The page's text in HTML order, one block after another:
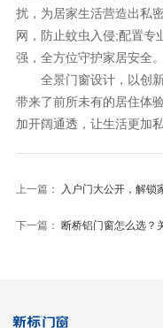
扰，为居家生活营造出私
网，防止蚊虫入侵;配置专
强，全方位守护家居安全。
全景门窗设计，以创新
带来了前所未有的居住体
加开阔通透，让生活更加私
上一篇： 入户门大公开，解锁
下一篇： 断桥铝门窗怎么选？